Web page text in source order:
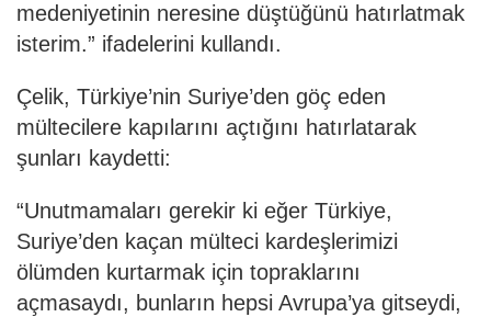
medeniyetinin neresine düştüğünü hatırlatmak
isterim.” ifadelerini kullandı.
Çelik, Türkiye’nin Suriye’den göç eden
mültecilere kapılarını açtığını hatırlatarak
şunları kaydetti:
“Unutmamaları gerekir ki eğer Türkiye,
Suriye’den kaçan mülteci kardeşlerimizi
ölümden kurtarmak için topraklarını
açmasaydı, bunların hepsi Avrupa’ya gitseydi,